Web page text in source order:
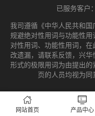
已服务客户：
我司遵循《中华人民共和
规避绝对性用词与功能性
对性用词、功能性用词，
改遗漏，请联系反馈，兴
形式的极限用词为由提出
页的人员均视为同
网站首页 产品中心